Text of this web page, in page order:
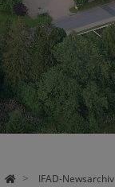
IFAD-Newsarchiv